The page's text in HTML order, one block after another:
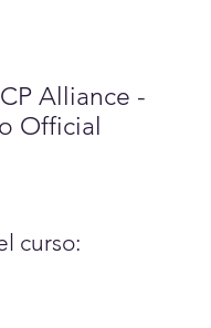
Alliance -
Official
curso: